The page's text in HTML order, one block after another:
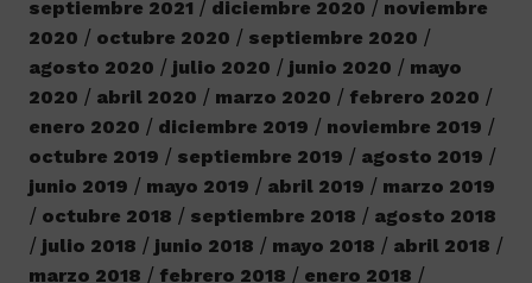
septiembre 2021
diciembre 2020
noviembre
2020
octubre 2020
septiembre 2020
agosto 2020
julio 2020 junio 2020
mayo
2020
abril 2020 marzo 2020
febrero 2020
enero 2020
diciembre 2019
noviembre 2019
octubre 2019
septiembre 2019
agosto 2019
junio 2019
mayo 2019 abril 2019
marzo 2019
octubre 2018
septiembre 2018
agosto 2018
julio 2018
junio 2018 mayo 2018
abril 2018
marzo 2018
febrero 2018
enero 2018